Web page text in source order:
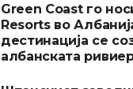
Green Coast го
Resorts во
дестинација се
албанската